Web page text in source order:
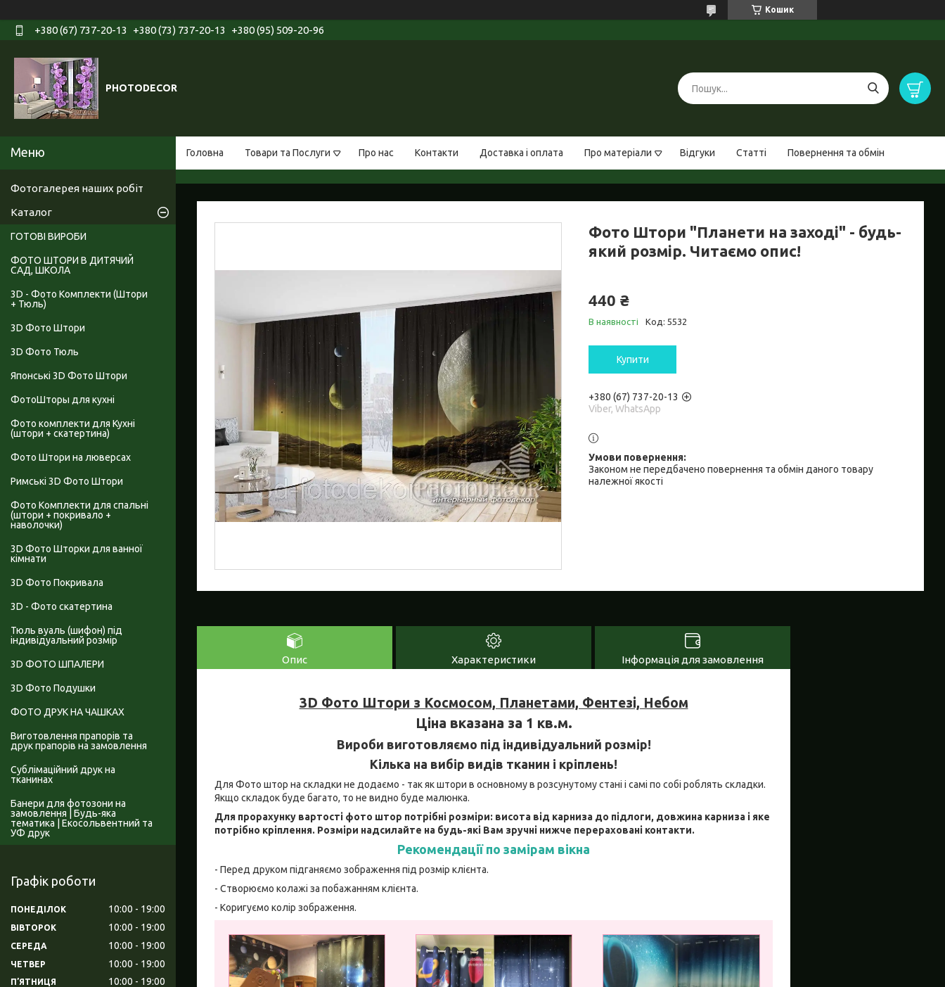
Кошик
+380 (67) 737-20-13 +380 (73) 737-20-13 +380 (95) 509-20-96
PHOTODECOR
Головна Товари та Послуги Про нас Контакти Доставка і оплата Про матеріали Відгуки Статті Повернення та обмін
Фото Штори "Планети на заході" - будь-
який розмір. Читаємо опис!
440 ₴
В наявності Код: 5532
Купити
+380 (67) 737-20-13
Viber, WhatsApp
Законом не передбачено повернення та обмін даного товару
належної якості
Опис Характеристики Інформація для замовлення
3D Фото Штори з Космосом, Планетами, Фентезі, Небом
Ціна вказана за 1 кв.м.
Вироби виготовляємо під індивідуальний розмір!
Кілька на вибір видів тканин і кріплень!
Для Фото штор на складки не додаємо - так як штори в основному в розсунутому стані і самі по собі роблять складки.
Якщо складок буде багато, то не видно буде малюнка.
Для прорахунку вартості фото штор потрібні розміри: висота від карниза до підлоги, довжина карниза і яке
потрібно кріплення. Розміри надсилайте на будь-які Вам зручні нижче перераховані контакти.
Рекомендації по замірам вікна
- Перед друком підганяємо зображення під розмір клієнта.
- Створюємо колажі за побажанням клієнта.
- Коригуємо колір зображення.
Фотогалерея наших робіт
Каталог
ГОТОВІ ВИРОБИ
ФОТО ШТОРИ В ДИТЯЧИЙ
САД, ШКОЛА
3D - Фото Комплекти (Штори
+ Тюль)
3D Фото Штори
3D Фото Тюль
Японські 3D Фото Штори
ФотоШторы для кухні
Фото комплекти для Кухні
(штори + скатертина)
Фото Штори на люверсах
Римські 3D Фото Штори
Фото Комплекти для спальні
(штори + покривало +
наволочки)
3D Фото Шторки для ванної
кімнати
3D Фото Покривала
3D - Фото скатертина
Тюль вуаль (шифон) під
індивідуальний розмір
3D ФОТО ШПАЛЕРИ
3D Фото Подушки
ФОТО ДРУК НА ЧАШКАХ
Виготовлення прапорів та
друк прапорів на замовлення
Сублімаційний друк на
тканинах
Банери для фотозони на
замовлення | Будь-яка
тематика | Екосольвентний та
УФ друк
Графік роботи
ПОНЕДІЛОК 10:00 19:00
ВІВТОРОК 10:00 19:00
СЕРЕДА 10:00 19:00
ЧЕТВЕР 10:00 19:00
ПʼЯТНИЦЯ 10:00 19:00